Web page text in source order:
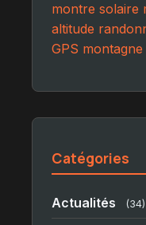
montre solaire
altitude
GPS montagne
Catégories
Actualités (34)